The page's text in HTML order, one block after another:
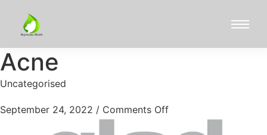
Acne
Uncategorised
September 24, 2022 / Comments Off